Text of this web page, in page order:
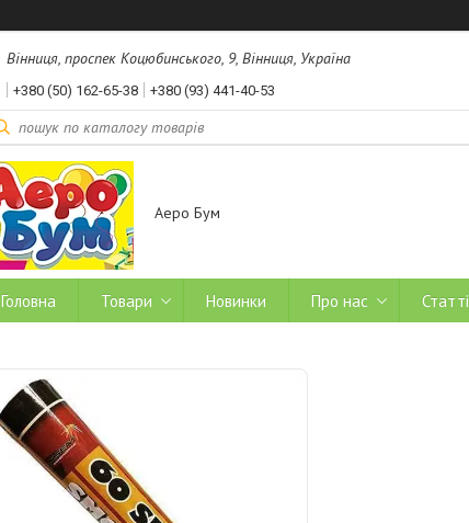
Вінниця, проспек Коцюбинського, 9, Вінниця, Україна
+380 (50) 162-65-38 +380 (93) 441-40-53
Аеро Бум
Головна Товари Новинки Про нас Статті